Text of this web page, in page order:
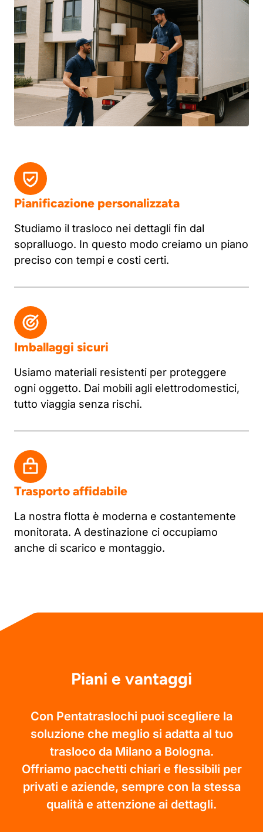
Pianificazione personalizzata
Studiamo il trasloco nei dettagli fin dal
sopralluogo. In questo modo creiamo un piano
preciso con tempi e costi certi.
Imballaggi sicuri
Usiamo materiali resistenti per proteggere
ogni oggetto. Dai mobili agli elettrodomestici,
tutto viaggia senza rischi.
Trasporto affidabile
La nostra flotta è moderna e costantemente
monitorata. A destinazione ci occupiamo
anche di scarico e montaggio.
Piani e vantaggi
Con Pentatraslochi puoi scegliere la
soluzione che meglio si adatta al tuo
trasloco da Milano a Bologna.
Offriamo pacchetti chiari e flessibili per
privati e aziende, sempre con la stessa
qualità e attenzione ai dettagli.